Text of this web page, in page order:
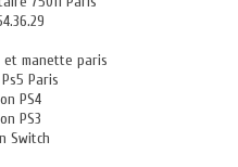
et manette paris
Paris
PS4
PS3
Switch